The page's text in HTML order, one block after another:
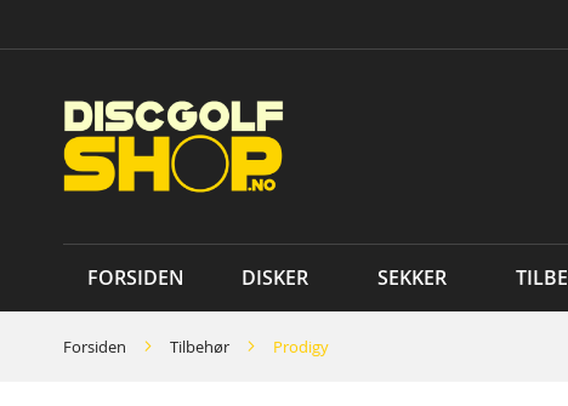
to
FORSIDEN DISKER SEKKER
Forsiden Tilbehør Prodigy